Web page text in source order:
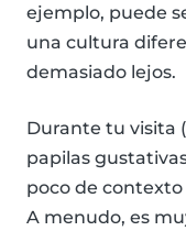
ejemplo, puede
una cultura
demasiado lejos.
Durante tu visita
papilas
poco de
A menudo, es